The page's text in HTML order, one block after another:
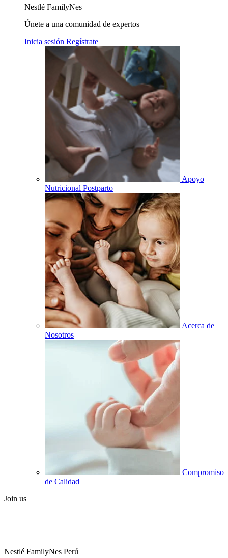
Nestlé FamilyNes
Únete a una comunidad de expertos
Inicia sesión Regístrate
Apoyo
Nutricional Postparto
Acerca de
Nosotros
Compromiso
de Calidad
Join us
Nestlé FamilyNes Perú